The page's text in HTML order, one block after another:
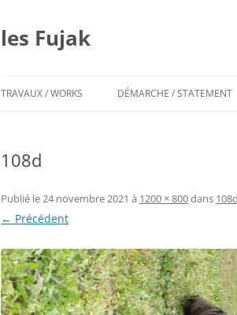
contenu
les Fujak
TRAVAUX / WORKS DÉMARCHE / STATEMENT
108d
Publié le24 novembre 2021 à 1200 × 800dans 108d
← Précédent